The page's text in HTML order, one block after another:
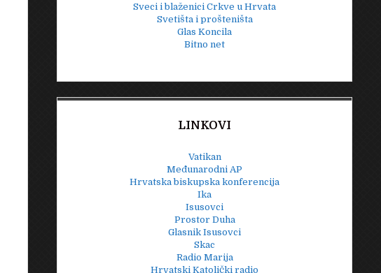
Sveci i blaženici Crkve u Hrvata
Svetišta i prošteništa
Glas Koncila
Bitno net
LINKOVI
Vatikan
Međunarodni AP
Hrvatska biskupska konferencija
Ika
Isusovci
Prostor Duha
Glasnik Isusovci
Skac
Radio Marija
Hrvatski Katolički radio